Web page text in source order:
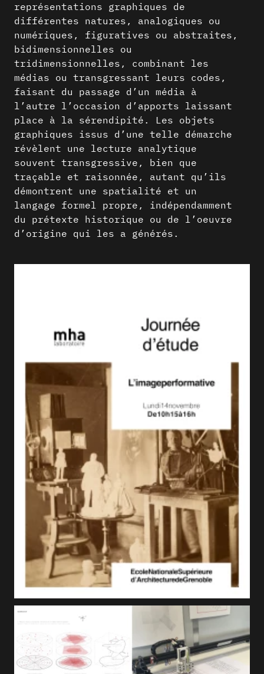
représentations graphiques de
différentes natures, analogiques ou
numériques, figuratives ou abstraites,
bidimensionnelles ou
tridimensionnelles, combinant les
médias ou transgressant leurs codes,
faisant du passage d’un média à
l’autre l’occasion d’apports laissant
place à la sérendipité. Les objets
graphiques issus d’une telle démarche
révèlent une lecture analytique
souvent transgressive, bien que
traçable et raisonnée, autant qu’ils
démontrent une spatialité et un
langage formel propre, indépendamment
du prétexte historique ou de l’oeuvre
d’origine qui les a générés.